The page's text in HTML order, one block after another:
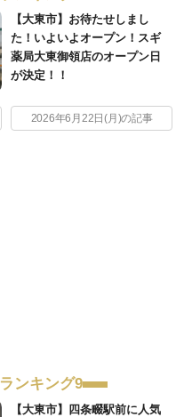
【大東市】お待たせしまし
た！いよいよオープン！スギ
薬局大東御領店のオープン日
が決定！！
2026年6月22日(月)の記事
ランキング9
【大東市】四条畷駅前に人気